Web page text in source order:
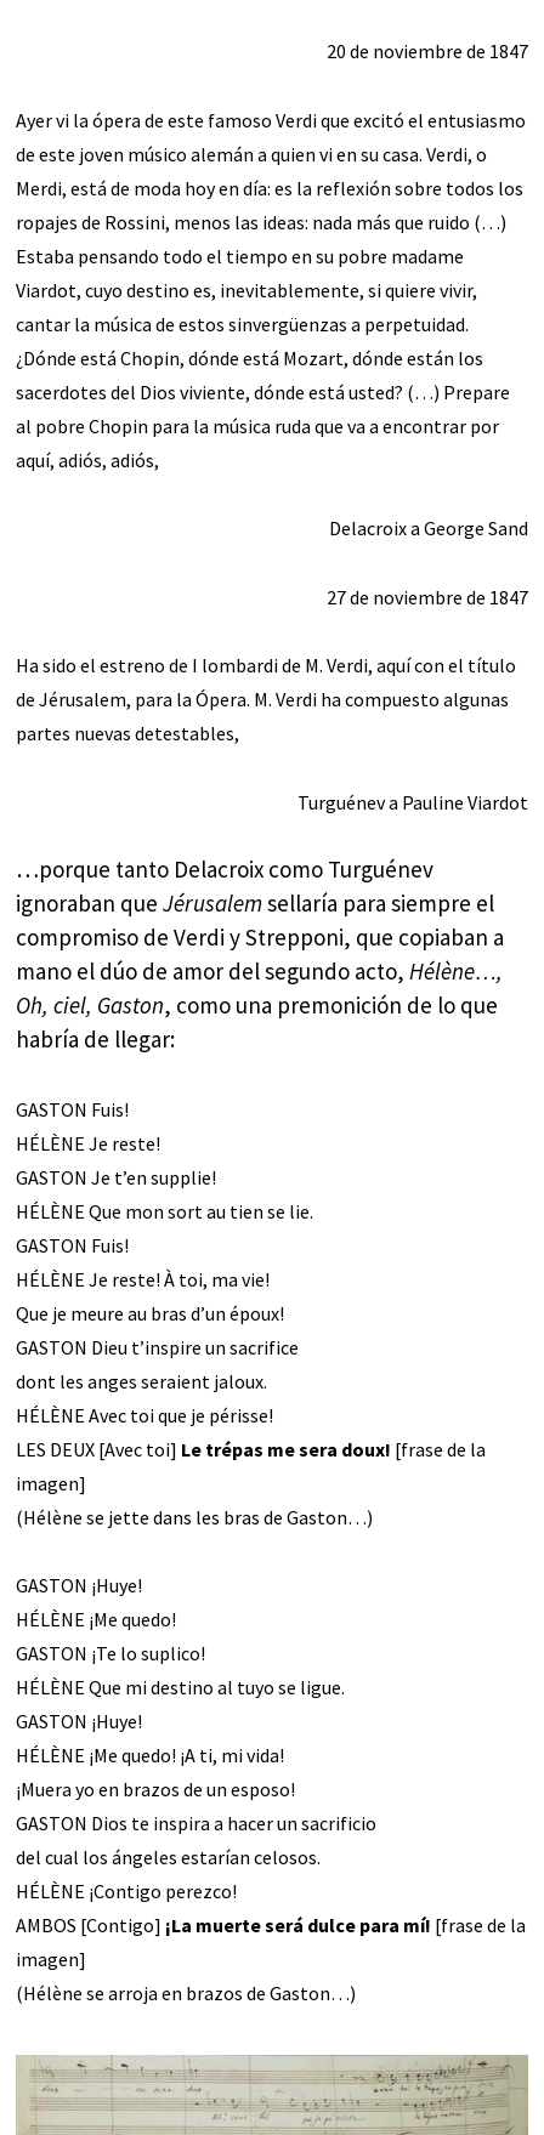
20 de noviembre de 1847
Ayer vi la ópera de este famoso Verdi que excitó el entusiasmo
de este joven músico alemán a quien vi en su casa. Verdi, o
Merdi, está de moda hoy en día: es la reflexión sobre todos los
ropajes de Rossini, menos las ideas: nada más que ruido (…)
Estaba pensando todo el tiempo en su pobre madame
Viardot, cuyo destino es, inevitablemente, si quiere vivir,
cantar la música de estos sinvergüenzas a perpetuidad.
¿Dónde está Chopin, dónde está Mozart, dónde están los
sacerdotes del Dios viviente, dónde está usted? (…) Prepare
al pobre Chopin para la música ruda que va a encontrar por
aquí, adiós, adiós,
Delacroix a George Sand
27 de noviembre de 1847
Ha sido el estreno de I lombardi de M. Verdi, aquí con el título
de Jérusalem, para la Ópera. M. Verdi ha compuesto algunas
partes nuevas detestables,
Turguénev a Pauline Viardot
…porque tanto Delacroix como Turguénev
ignoraban queJérusalemsellaría para siempre el
compromiso de Verdi y Strepponi, que copiaban a
mano el dúo de amor del segundo acto,Hélène…,
Oh, ciel, Gaston, como una premonición de lo que
habría de llegar:
GASTON Fuis!
HÉLÈNE Je reste!
GASTON Je t’en supplie!
HÉLÈNE Que mon sort au tien se lie.
GASTON Fuis!
HÉLÈNE Je reste! À toi, ma vie!
Que je meure au bras d’un époux!
GASTON Dieu t’inspire un sacrifice
dont les anges seraient jaloux.
HÉLÈNE Avec toi que je périsse!
LES DEUX [Avec toi] Le trépas me sera doux! [frase de la
imagen]
(Hélène se jette dans les bras de Gaston…)
GASTON ¡Huye!
HÉLÈNE ¡Me quedo!
GASTON ¡Te lo suplico!
HÉLÈNE Que mi destino al tuyo se ligue.
GASTON ¡Huye!
HÉLÈNE ¡Me quedo! ¡A ti, mi vida!
¡Muera yo en brazos de un esposo!
GASTON Dios te inspira a hacer un sacrificio
del cual los ángeles estarían celosos.
HÉLÈNE ¡Contigo perezco!
AMBOS [Contigo] ¡La muerte será dulce para mí! [frase de la
imagen]
(Hélène se arroja en brazos de Gaston…)